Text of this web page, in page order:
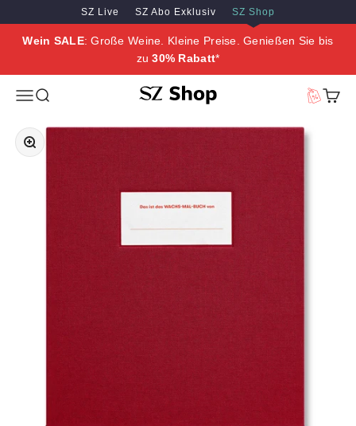
Zum Inhalt springen
Zum Hauptinhalt springen
SZ Live SZ Abo Exklusiv SZ Shop
Wein SALE: Große Weine. Kleine Preise. Genießen Sie bis
zu30% Rabatt*
MenüSuche SZ Erleben
Bild vergrößern